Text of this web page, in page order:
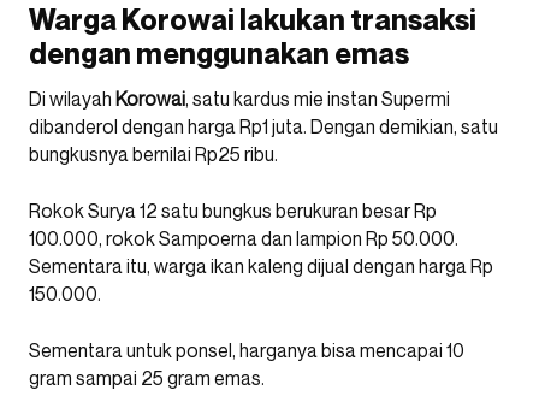
Warga Korowai lakukan transaksi
dengan menggunakan emas
Di wilayah Korowai, satu kardus mie instan Supermi
dibanderol dengan harga Rp1 juta. Dengan demikian, satu
bungkusnya bernilai Rp25 ribu.
Rokok Surya 12 satu bungkus berukuran besar Rp
100.000, rokok Sampoerna dan lampion Rp 50.000.
Sementara itu, warga ikan kaleng dijual dengan harga Rp
150.000.
Sementara untuk ponsel, harganya bisa mencapai 10
gram sampai 25 gram emas.